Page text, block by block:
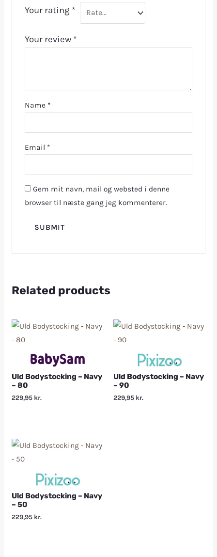
Your rating *
Your review *
Name *
Email *
Gem mit navn, mail og websted i denne
browser til næste gang jeg kommenterer.
Related products
Uld Bodystocking – Navy
– 80
229,95 kr.
Uld Bodystocking – Navy
– 90
229,95 kr.
Uld Bodystocking – Navy
– 50
229,95 kr.